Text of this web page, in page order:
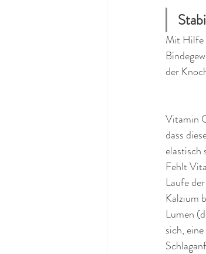
Mit Hilfe
der
Vitamin
dass
elastisch
Fehlt
Laufe
Kalzium
Lumen
sich,